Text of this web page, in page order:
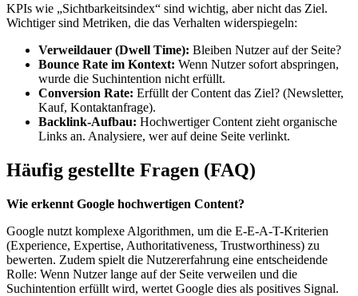
KPIs wie „Sichtbarkeitsindex“ sind wichtig, aber nicht das Ziel.
Wichtiger sind Metriken, die das Verhalten widerspiegeln:
Verweildauer (Dwell Time): Bleiben Nutzer auf der Seite?
Bounce Rate im Kontext: Wenn Nutzer sofort abspringen,
wurde die Suchintention nicht erfüllt.
Conversion Rate: Erfüllt der Content das Ziel? (Newsletter,
Kauf, Kontaktanfrage).
Backlink-Aufbau: Hochwertiger Content zieht organische
Links an. Analysiere, wer auf deine Seite verlinkt.
Häufig gestellte Fragen (FAQ)
Wie erkennt Google hochwertigen Content?
Google nutzt komplexe Algorithmen, um die E-E-A-T-Kriterien
(Experience, Expertise, Authoritativeness, Trustworthiness) zu
bewerten. Zudem spielt die Nutzererfahrung eine entscheidende
Rolle: Wenn Nutzer lange auf der Seite verweilen und die
Suchintention erfüllt wird, wertet Google dies als positives Signal.